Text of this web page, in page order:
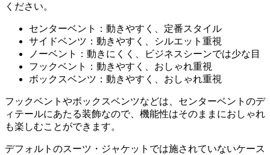
ください。
センターベント：動きやすく、定番スタイル
サイドベンツ：動きやすく、シルエット重視
ノーベント：動きにくく、ビジネスシーンでは少な目
フックベント：動きやすく、おしゃれ重視
ボックスベンツ：動きやすく、おしゃれ重視
フックベントやボックスベンツなどは、センターベントのデ
ィテールにあたる装飾なので、機能性はそのままにおしゃれ
も楽しむことができます。
デフォルトのスーツ・ジャケットでは施されていないケース